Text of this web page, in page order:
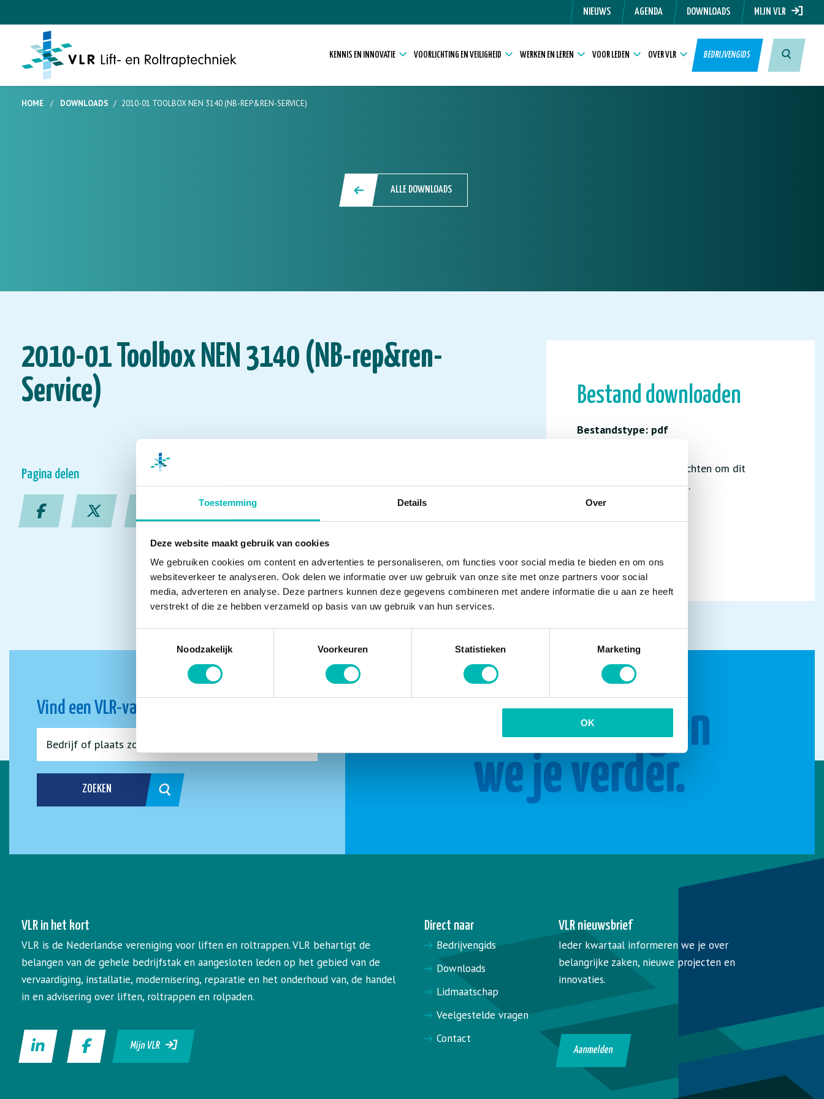
Toestemming Details Over
Deze website maakt gebruik van cookies
We gebruiken cookies om content en advertenties te personaliseren, om functies voor social media te bieden en om ons
websiteverkeer te analyseren. Ook delen we informatie over uw gebruik van onze site met onze partners voor social
media, adverteren en analyse. Deze partners kunnen deze gegevens combineren met andere informatie die u aan ze heeft
verstrekt of die ze hebben verzameld op basis van uw gebruik van hun services.
Noodzakelijk
Voorkeuren Statistieken Marketing
OK
NIEUWS AGENDA DOWNLOADS MIJN VLR
KENNIS EN INNOVATIE VOORLICHTING EN VEILIGHEID WERKEN EN LEREN VOOR LEDEN OVER VLR BEDRIJVENGIDS
HOME / DOWNLOADS / 2010-01 TOOLBOX NEN 3140 (NB-REP&REN-SERVICE)
ALLE DOWNLOADS
2010-01 Toolbox NEN 3140 (NB-rep&ren-
Service)
Pagina delen
Bestand downloaden
Bestandstype: pdf
Je hebt niet de juiste rechten om dit
bestand te downloaden.
Vind een VLR-vakbedrijf bij jou in de buurt
ZOEKEN
Samen brengen
we je verder.
VLR in het kort
VLR is de Nederlandse vereniging voor liften en roltrappen. VLR behartigt de
belangen van de gehele bedrijfstak en aangesloten leden op het gebied van de
vervaardiging, installatie, modernisering, reparatie en het onderhoud van, de handel
in en advisering over liften, roltrappen en rolpaden.
Mijn VLR
Direct naar
Bedrijvengids
Downloads
Lidmaatschap
Veelgestelde vragen
Contact
VLR nieuwsbrief
Ieder kwartaal informeren we je over
belangrijke zaken, nieuwe projecten en
innovaties.
Aanmelden